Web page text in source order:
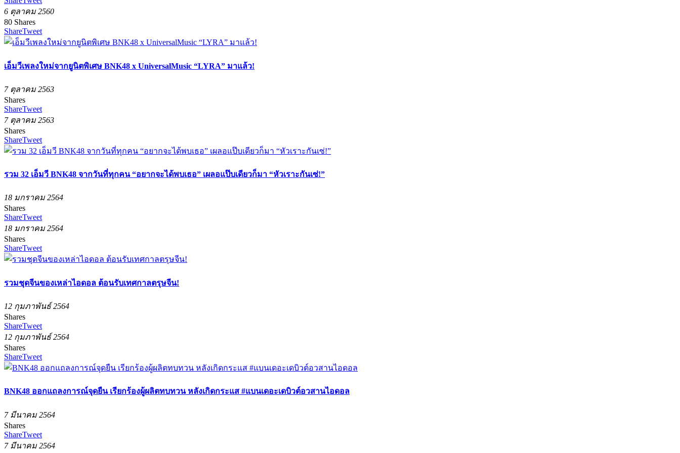
6 ตุลาคม 2560
80 Shares
ShareTweet
เอ็มวีเพลงใหม่จากยูนิตพิเศษ BNK48 x UniversalMusic “LYRA” มาแล้ว!
7 ตุลาคม 2563
Shares
ShareTweet
7 ตุลาคม 2563
Shares
ShareTweet
รวม 32 เอ็มวี BNK48 จากวันที่ทุกคน “อยากจะได้พบเธอ” เผลอแป๊บเดียวก็มา “หัวเราะกันเซ่!”
18 มกราคม 2564
Shares
ShareTweet
18 มกราคม 2564
Shares
ShareTweet
รวมชุดจีนของเหล่าไอดอล ต้อนรับเทศกาลตรุษจีน!
12 กุมภาพันธ์ 2564
Shares
ShareTweet
12 กุมภาพันธ์ 2564
Shares
ShareTweet
BNK48 ออกแถลงการณ์จุดยืน เรียกร้องผู้ผลิตทบทวน หลังเกิดกระแส #แบนเดอะเดบิวต์อวสานไอดอล
7 มีนาคม 2564
Shares
ShareTweet
7 มีนาคม 2564